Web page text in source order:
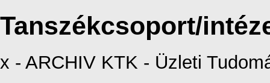
Tanszékcsoport/
x - ARCHIV KTK - Üzleti